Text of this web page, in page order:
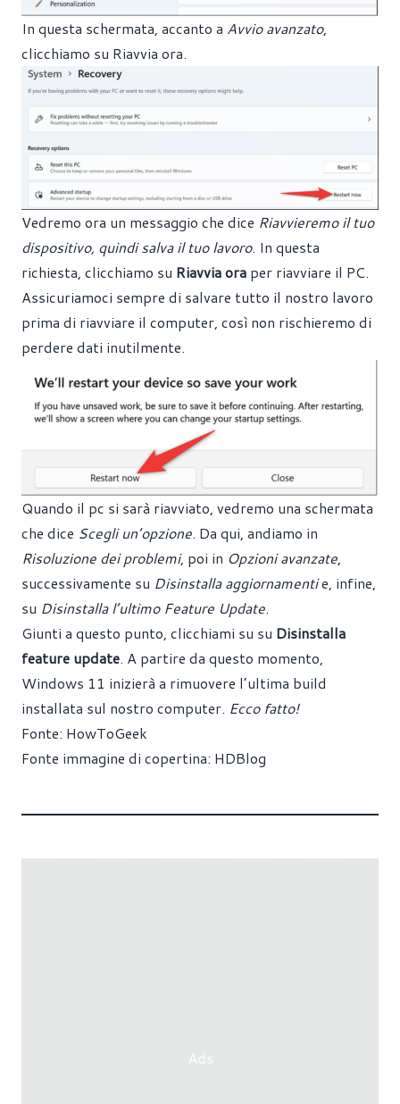
In questa schermata, accanto a Avvio avanzato,
clicchiamo su Riavvia ora.
Vedremo ora un messaggio che dice Riavvieremo il tuo
dispositivo, quindi salva il tuo lavoro. In questa
richiesta, clicchiamo su Riavvia ora per riavviare il PC.
Assicuriamoci sempre di salvare tutto il nostro lavoro
prima di riavviare il computer, così non rischieremo di
perdere dati inutilmente.
Quando il pc si sarà riavviato, vedremo una schermata
che dice Scegli un’opzione. Da qui, andiamo in
Risoluzione dei problemi, poi in Opzioni avanzate,
successivamente su Disinstalla aggiornamentie, infine,
su Disinstalla l’ultimo Feature Update.
Giunti a questo punto, clicchiami su su Disinstalla
feature update. A partire da questo momento,
Windows 11 inizierà a rimuovere l’ultima build
installata sul nostro computer. Ecco fatto!
Fonte: HowToGeek
Fonte immagine di copertina: HDBlog